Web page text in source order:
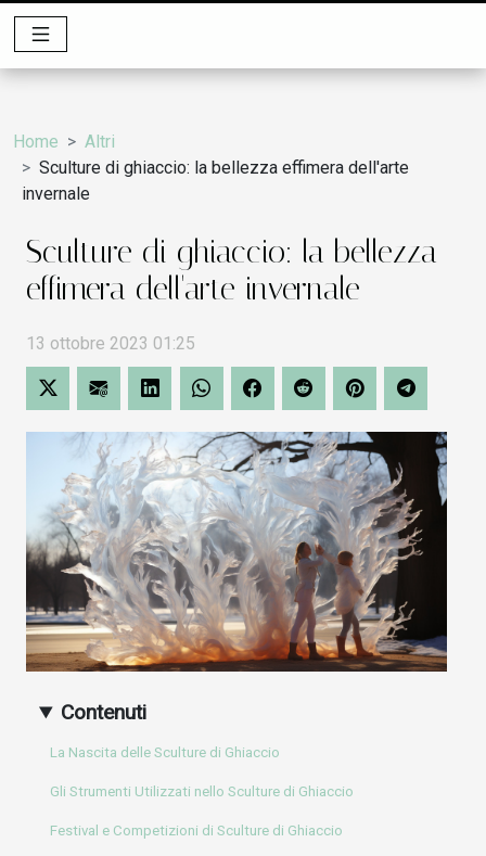
Home
Altri
Sculture di ghiaccio: la bellezza effimera dell'arte
invernale
Sculture di ghiaccio: la bellezza
effimera dell'arte invernale
13 ottobre 2023 01:25
Contenuti
La Nascita delle Sculture di Ghiaccio
Gli Strumenti Utilizzati nello Sculture di Ghiaccio
Festival e Competizioni di Sculture di Ghiaccio